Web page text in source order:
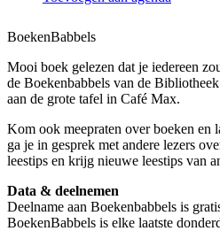
BoekenBabbels
Mooi boek gelezen dat je iedereen
de Boekenbabbels van de
aan de grote tafel in Café Max.
Kom ook meepraten over boeken en
ga je in gesprek met andere lezers
leestips en krijg nieuwe leestips van
Data & deelnemen
Deelname aan Boekenbabbels is
BoekenBabbels is elke laatste